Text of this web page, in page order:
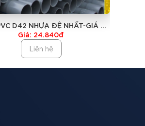
D42 NHỰA ĐỆ NHẤT-GIÁ RẺ
NHẤT
Giá: 24.840đ
Liên hệ